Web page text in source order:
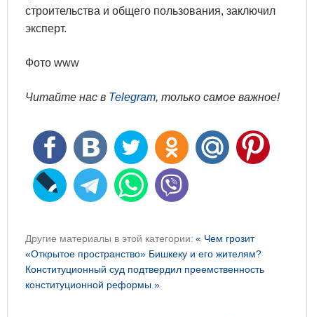
строительства и общего пользования, заключил
эксперт.
Фото www
Читайте нас в Telegram, только самое важное!
Другие материалы в этой категории: « Чем грозит
«Открытое пространство» Бишкеку и его жителям?
Конституционный суд подтвердил преемственность
конституционной реформы »